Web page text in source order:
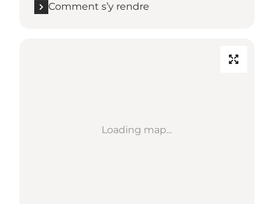
Comment s’y rendre
Loading map...